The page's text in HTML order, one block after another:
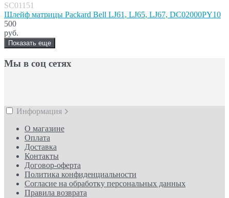
SC01151
Шлейф матрицы Packard Bell LJ61, LJ65, LJ67, DC02000PY10
500
руб.
Показать еще
Мы в соц сетях
Информация
О магазине
Оплата
Доставка
Контакты
Договор-оферта
Политика конфиденциальности
Согласие на обработку персональных данных
Правила возврата